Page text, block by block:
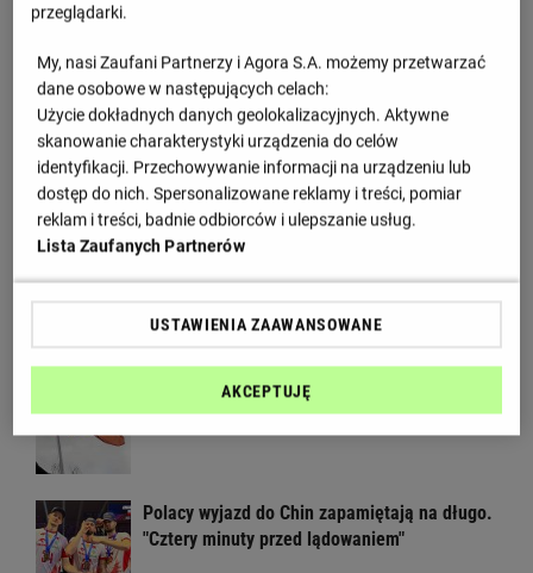
Czwartek 28.11.2024, godzina 17:00
Wiadomości
Brat Grbicia radzi mu nie wracać do Serbii.
"To przerażające"
reakcja FIVB. Specjalne traktowanie
W Rosji zawrzało. "Polska stawia
nieakceptowalne warunki"
Polacy wyjazd do Chin zapamiętają na długo.
"Cztery minuty przed lądowaniem"
przeglądarki.
My, nasi Zaufani Partnerzy i Agora S.A. możemy przetwarzać
dane osobowe w następujących celach:
Użycie dokładnych danych geolokalizacyjnych. Aktywne
skanowanie charakterystyki urządzenia do celów
identyfikacji. Przechowywanie informacji na urządzeniu lub
dostęp do nich. Spersonalizowane reklamy i treści, pomiar
reklam i treści, badnie odbiorców i ulepszanie usług.
Lista Zaufanych Partnerów
USTAWIENIA ZAAWANSOWANE
AKCEPTUJĘ